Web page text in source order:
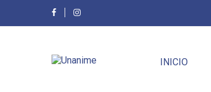
INICIO